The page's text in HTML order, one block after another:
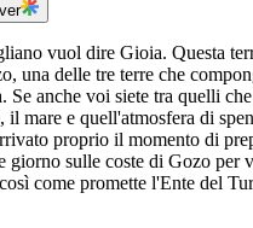
vuol dire Gioia. Questa
una delle tre terre che
Se anche voi siete tra quelli
il mare e quell'atmosfera di
proprio il momento di
giorno sulle coste di Gozo per
come promette l'Ente del